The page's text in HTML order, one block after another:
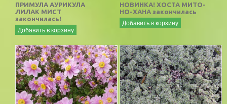
ПРИМУЛА АУРИКУЛА
ЛИЛАК МИСТ
закончилась!
Добавить в корзину
НОВИНКА! ХОСТА МИТО-
НО-ХАНА закончилась
Добавить в корзину